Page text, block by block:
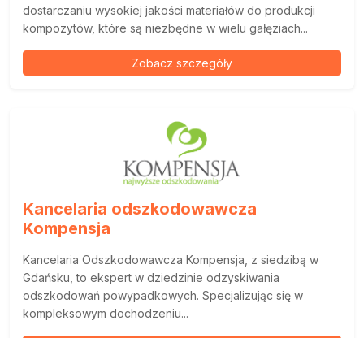
dostarczaniu wysokiej jakości materiałów do produkcji
kompozytów, które są niezbędne w wielu gałęziach...
Zobacz szczegóły
Kancelaria odszkodowawcza
Kompensja
Kancelaria Odszkodowawcza Kompensja, z siedzibą w
Gdańsku, to ekspert w dziedzinie odzyskiwania
odszkodowań powypadkowych. Specjalizując się w
kompleksowym dochodzeniu...